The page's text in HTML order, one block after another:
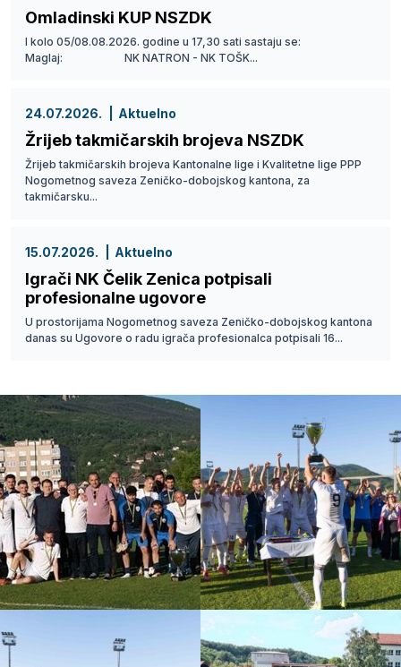
Omladinski KUP NSZDK
I kolo 05/08.08.2026. godine u 17,30 sati sastaju se:
Maglaj: NK NATRON - NK TOŠK...
24.07.2026. Aktuelno
Žrijeb takmičarskih brojeva NSZDK
Žrijeb takmičarskih brojeva Kantonalne lige i Kvalitetne lige PPP
Nogometnog saveza Zeničko-dobojskog kantona, za
takmičarsku...
15.07.2026. Aktuelno
Igrači NK Čelik Zenica potpisali
profesionalne ugovore
U prostorijama Nogometnog saveza Zeničko-dobojskog kantona
danas su Ugovore o radu igrača profesionalca potpisali 16...